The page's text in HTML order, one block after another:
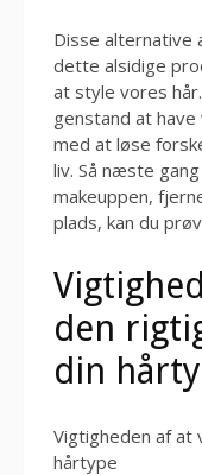
Disse alternative
dette alsidige
at style vores
genstand at
med at løse
liv. Så næste
makeuppen,
plads, kan du
den
din
Vigtigheden af at
hårtype